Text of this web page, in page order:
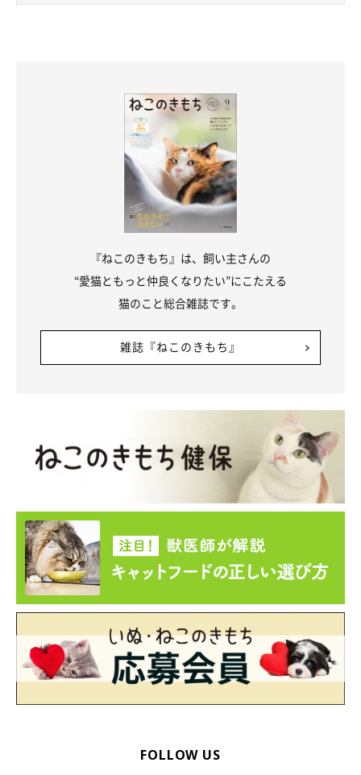
電動おもちゃ 猫じゃらし 蝶
『ねこのきもち』は、飼い主さんの
“愛猫ともっと仲良くなりたい”にこたえる
猫のこと総合雑誌です。
雑誌『ねこのきもち』
FOLLOW US